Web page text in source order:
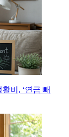
비, ‘연금 빼